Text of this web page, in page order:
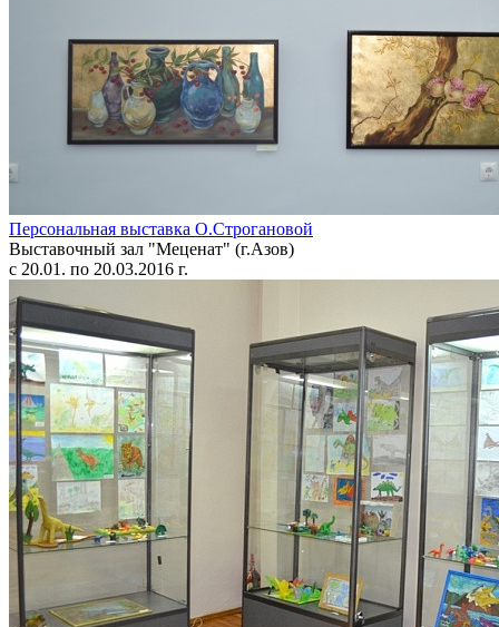
Персональная выставка О.Строгановой
Выставочный зал "Меценат" (г.Азов)
с 20.01. по 20.03.2016 г.